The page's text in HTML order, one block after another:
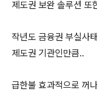
제도권 보완 솔루션 또
작년도 금융권 부실사
제도권 기관인만큼..
급한불 효과적으로 꺼